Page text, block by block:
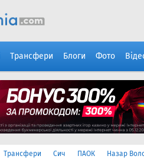
Трансфери Блоги Фото
Трансфери Сич ПАОК Назар